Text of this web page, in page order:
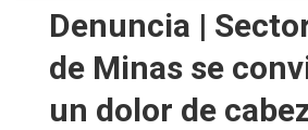
Denuncia |
de Minas se
un dolor de